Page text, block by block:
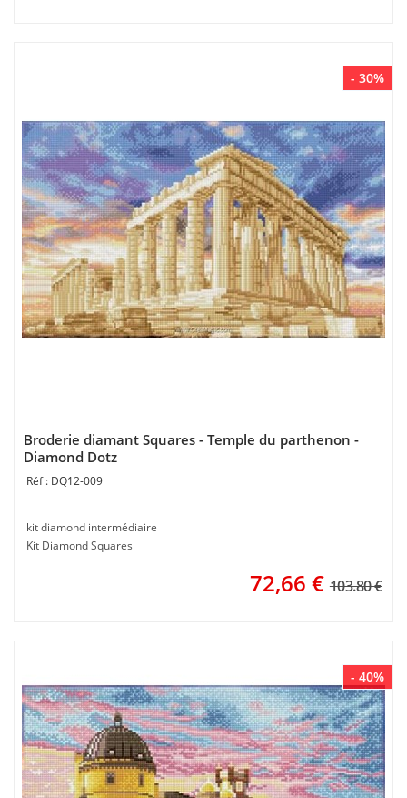
- 30%
Broderie diamant Squares - Temple du parthenon -
Diamond Dotz
DQ12-009
kit diamond intermédiaire
Kit Diamond Squares
72,66 € 103.80 €
- 40%